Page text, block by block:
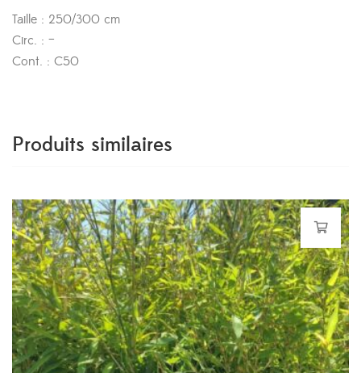
Taille : 250/300 cm
Circ. : –
Cont. : C50
Produits similaires